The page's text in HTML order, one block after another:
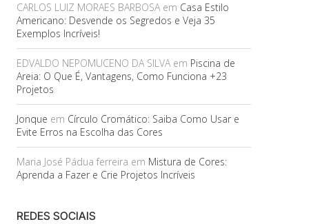
CARLOS LUIZ MORAES BARBOSAem Casa Estilo
Americano: Desvende os Segredos e Veja 35
Exemplos Incríveis!
EDVALDO NEPOMUCENO DA SILVAem Piscina de
Areia: O Que É, Vantagens, Como Funciona +23
Projetos
Jonque em Círculo Cromático: Saiba Como Usar e
Evite Erros na Escolha das Cores
Maria José Pádua ferreira em Mistura de Cores:
Aprenda a Fazer e Crie Projetos Incríveis
REDES SOCIAIS